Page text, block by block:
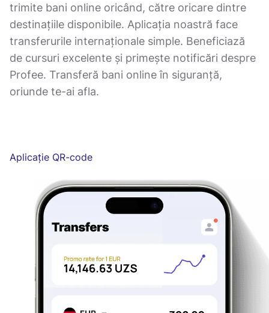
trimite bani online oricând, către oricare dintre
destinațiile disponibile. Aplicația noastră face
transferurile internaționale simple. Beneficiază
de cursuri excelente și primește notificări despre
Profee. Transferă bani online în siguranță,
oriunde te-ai afla.
Aplicație QR-code